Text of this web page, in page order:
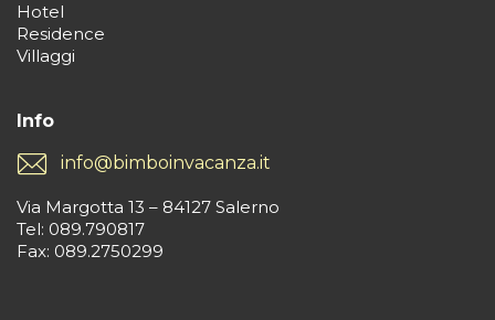
Hotel
Residence
Villaggi
Info
info@bimboinvacanza.it
Via Margotta 13 – 84127 Salerno
Tel: 089.790817
Fax: 089.2750299